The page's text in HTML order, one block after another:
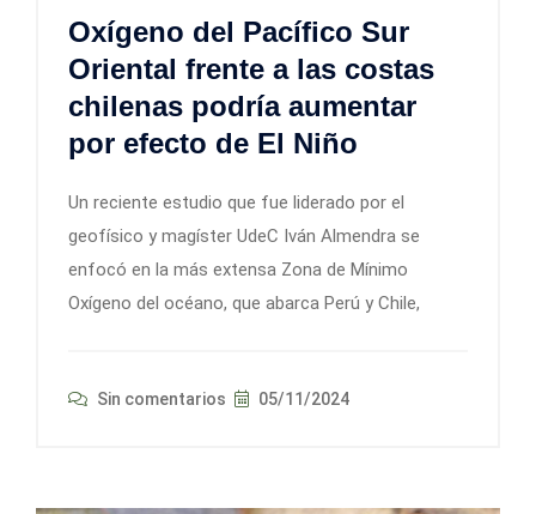
Oxígeno del Pacífico Sur
Oriental frente a las costas
chilenas podría aumentar
por efecto de El Niño
Un reciente estudio que fue liderado por el
geofísico y magíster UdeC Iván Almendra se
enfocó en la más extensa Zona de Mínimo
Oxígeno del océano, que abarca Perú y Chile,
Sin comentarios 05/11/2024